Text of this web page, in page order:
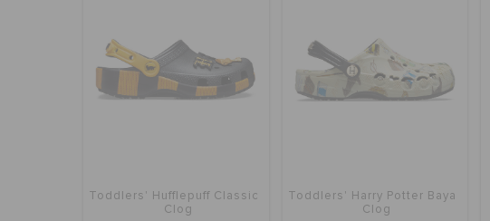
Toddlers' Harry Potter Baya
Clog
Toddlers' Hufflepuff Classic
Clog